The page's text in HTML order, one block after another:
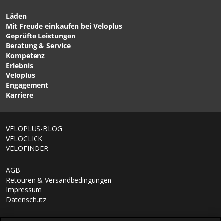
CHF 79.90
ALBERT TRAIL PRO
RADIAL Schwarz von
SCHWALBE
CHF 55.90
Läden
Mit Freude einkaufen bei Veloplus
Geprüfte Leistungen
Beratung & Service
Kompetenz
Erlebnis
Veloplus
Engagement
Karriere
VELOPLUS-BLOG
VELOCLICK
VELOFINDER
AGB
Retouren & Versandbedingungen
Impressum
Datenschutz